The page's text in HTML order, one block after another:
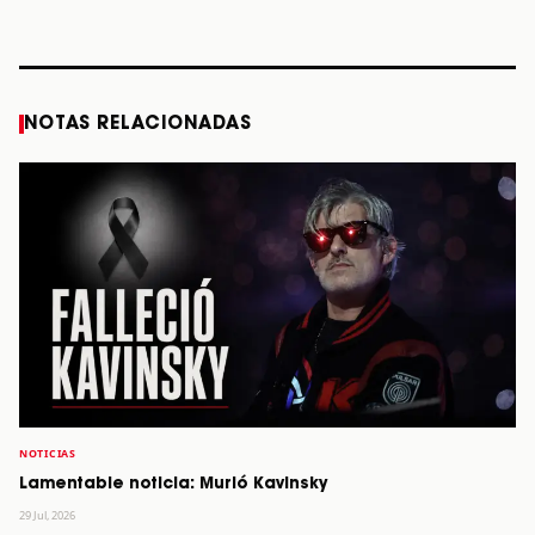
NOTAS RELACIONADAS
NOTICIAS
Lamentable noticia: Murió Kavinsky
29 Jul, 2026